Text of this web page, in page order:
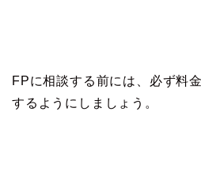
FPに相談する前には、必ず料
するようにしましょう。